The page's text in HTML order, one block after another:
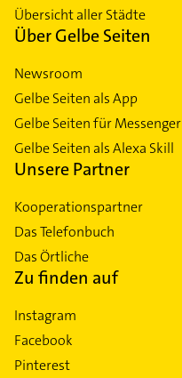
Übersicht aller Städte
Über Gelbe Seiten
Newsroom
Gelbe Seiten als App
Gelbe Seiten für Messenger
Gelbe Seiten als Alexa Skill
Unsere Partner
Kooperationspartner
Das Telefonbuch
Das Örtliche
Zu finden auf
Instagram
Facebook
Pinterest